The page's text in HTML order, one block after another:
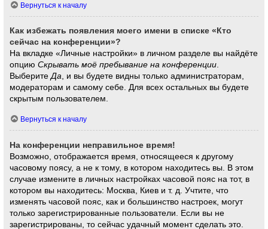
Вернуться к началу
Как избежать появления моего имени в списке «Кто
сейчас на конференции»?
На вкладке «Личные настройки» в личном разделе вы найдёте
опциюСкрывать моё пребывание на конференции.
ВыберитеДа, и вы будете видны только администраторам,
модераторам и самому себе. Для всех остальных вы будете
скрытым пользователем.
Вернуться к началу
На конференции неправильное время!
Возможно, отображается время, относящееся к другому
часовому поясу, а не к тому, в котором находитесь вы. В этом
случае измените в личных настройках часовой пояс на тот, в
котором вы находитесь: Москва, Киев и т. д. Учтите, что
изменять часовой пояс, как и большинство настроек, могут
только зарегистрированные пользователи. Если вы не
зарегистрированы, то сейчас удачный момент сделать это.